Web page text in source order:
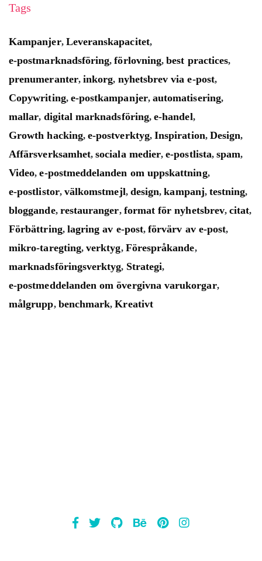
Tags
Kampanjer, Leveranskapacitet,
e-postmarknadsföring,förlovning,best practices,
prenumeranter, inkorg, nyhetsbrev via e-post,
Copywriting, e-postkampanjer, automatisering,
mallar, digital marknadsföring,e-handel,
Growth hacking,e-postverktyg,Inspiration, Design,
Affärsverksamhet,sociala medier,e-postlista,spam,
Video,e-postmeddelanden om uppskattning,
e-postlistor, välkomstmejl, design,kampanj, testning,
bloggande, restauranger, format för nyhetsbrev,citat,
Förbättring, lagring av e-post,förvärv av e-post,
mikro-taregting,verktyg, Förespråkande,
marknadsföringsverktyg, Strategi,
e-postmeddelanden om övergivna varukorgar,
målgrupp, benchmark,Kreativt